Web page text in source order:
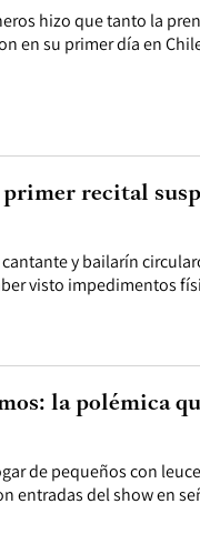
hizo que tanto la
en su primer día en
y bailarín
visto impedimentos
recital
de pequeños con
entradas del show en
la polémica